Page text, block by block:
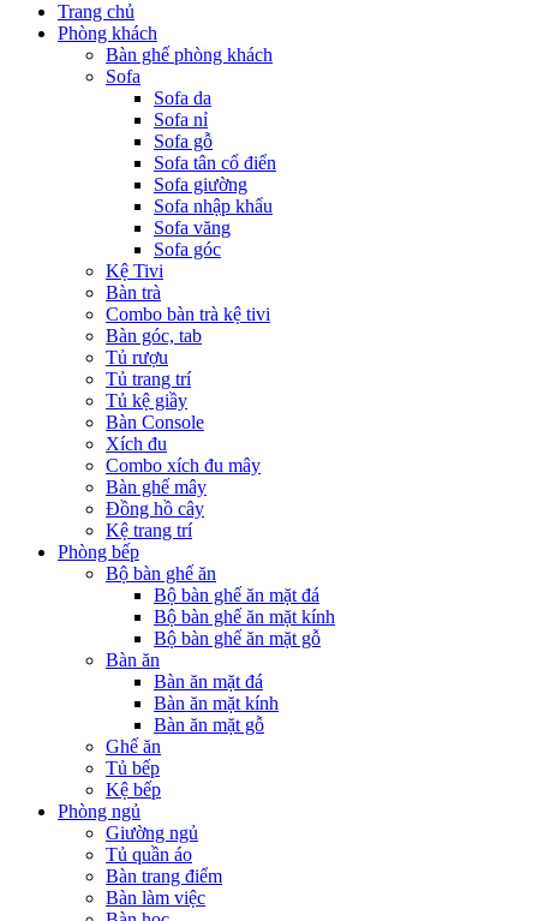
Trang chủ
Phòng khách
Bàn ghế phòng khách
Sofa
Sofa da
Sofa nỉ
Sofa gỗ
Sofa tân cổ điển
Sofa giường
Sofa nhập khẩu
Sofa văng
Sofa góc
Kệ Tivi
Bàn trà
Combo bàn trà kệ tivi
Bàn góc, tab
Tủ rượu
Tủ trang trí
Tủ kệ giầy
Bàn Console
Xích đu
Combo xích đu mây
Bàn ghế mây
Đồng hồ cây
Kệ trang trí
Phòng bếp
Bộ bàn ghế ăn
Bộ bàn ghế ăn mặt đá
Bộ bàn ghế ăn mặt kính
Bộ bàn ghế ăn mặt gỗ
Bàn ăn
Bàn ăn mặt đá
Bàn ăn mặt kính
Bàn ăn mặt gỗ
Ghế ăn
Tủ bếp
Kệ bếp
Phòng ngủ
Giường ngủ
Tủ quần áo
Bàn trang điểm
Bàn làm việc